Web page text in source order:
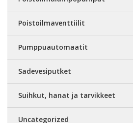
Poistoilmaventtiilit
Pumppuautomaatit
Sadevesiputket
Suihkut, hanat ja tarvikkeet
Uncategorized